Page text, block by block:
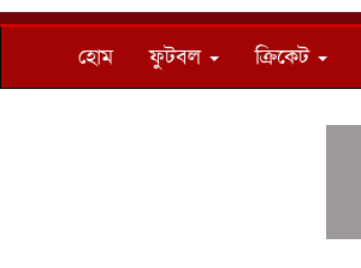
হোম ফুটবল ক্রিকেট